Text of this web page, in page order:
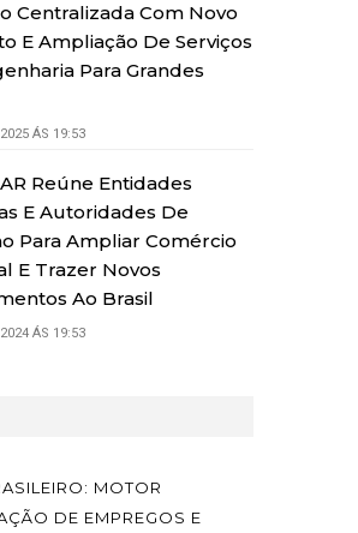
Centralizada Com Novo
E Ampliação De Serviços
Para Grandes
ÁS 19:53
Reúne Entidades
E Autoridades De
Para Ampliar Comércio
E Trazer Novos
Ao Brasil
ÁS 19:53
MOTOR
DE EMPREGOS E